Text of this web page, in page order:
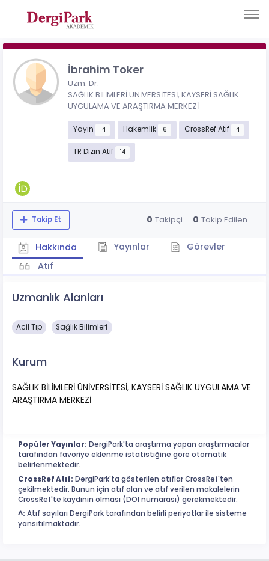
İbrahim Toker
Uzm. Dr.
SAĞLIK BİLİMLERİ ÜNİVERSİTESİ, KAYSERİ SAĞLIK
UYGULAMA VE ARAŞTIRMA MERKEZİ
Yayın 14 Hakemlik 6 CrossRef Atıf 4
TR Dizin Atıf 14
Takip Et 0 Takipçi 0 Takip Edilen
Hakkında Yayınlar
Görevler
Atıf
Uzmanlık Alanları
Acil Tıp Sağlık Bilimleri
Kurum
SAĞLIK BİLİMLERİ ÜNİVERSİTESİ, KAYSERİ SAĞLIK UYGULAMA VE
ARAŞTIRMA MERKEZİ
Popüler Yayınlar: DergiPark'ta araştırma yapan araştırmacılar
tarafından favoriye eklenme istatistiğine göre otomatik
belirlenmektedir.
CrossRef Atıf: DergiPark'ta gösterilen atıflar CrossRef'ten
çekilmektedir. Bunun için atıf alan ve atıf verilen makalelerin
CrossRef'te kaydının olması (DOI numarası) gerekmektedir.
^: Atıf sayıları DergiPark tarafından belirli periyotlar ile sisteme
yansıtılmaktadır.